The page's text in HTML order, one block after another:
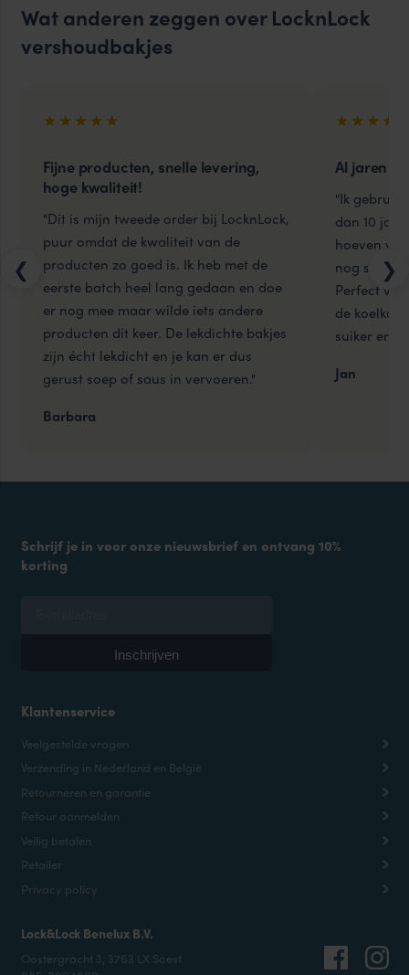
Wat anderen zeggen over LocknLock
vershoudbakjes
❮ ❯
★★★★★
Fijne producten, snelle levering,
hoge kwaliteit!
"Dit is mijn tweede order bij LocknLock,
puur omdat de kwaliteit van de
producten zo goed is. Ik heb met de
eerste batch heel lang gedaan en doe
er nog mee maar wilde iets andere
producten dit keer. De lekdichte bakjes
zijn écht lekdicht en je kan er dus
gerust soep of saus in vervoeren."
Barbara
Al jaren
"Ik gebruik
dan 10
hoeven
nog
Perfect
de
suiker en
Jan
Klantenservice
Veelgestelde vragen
Verzending in Nederland en België
Retourneren en garantie
Retour aanmelden
Veilig betalen
Retailer
Privacy policy
Lock&Lock Benelux B.V.
Oostergracht 3, 3763 LX Soest
Schrijf je in voor onze nieuwsbrief en ontvang 10%
korting